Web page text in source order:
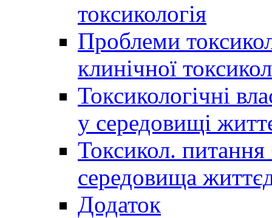
токсикологія
Проблеми
клинічної
Токсикологічні
у середовищі
Токсикол. питання
середовища
Додаток